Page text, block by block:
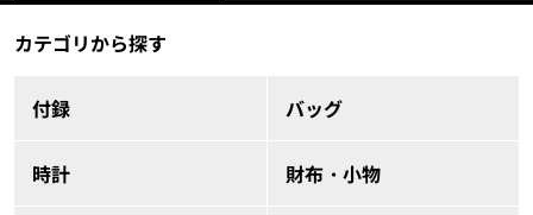
カテゴリから探す
付録 バッグ
時計 財布・小物